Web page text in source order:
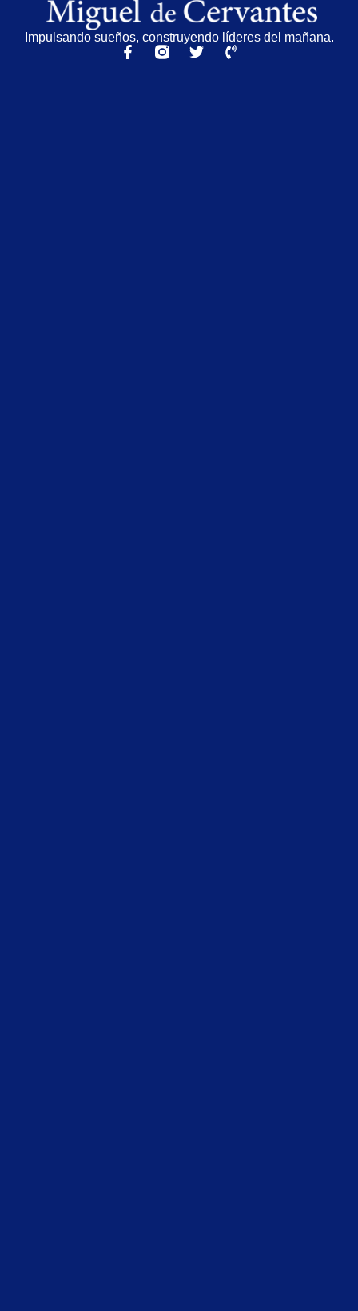
Impulsando sueños, construyendo líderes del mañana.